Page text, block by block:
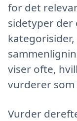
for det
sidetyper der
viser ofte,
vurderer
Vurder